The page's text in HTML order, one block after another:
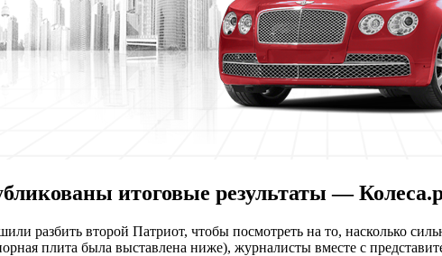
итоговые результаты —
разбить второй Патриот, чтобы посмотреть на то, насколько
плита была выставлена ниже), журналисты вместе с